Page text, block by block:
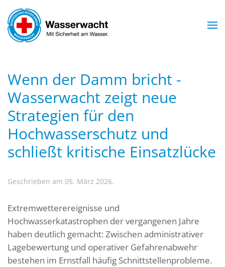
Zum Hauptinhalt springen
Wenn der Damm bricht -
Wasserwacht zeigt neue
Strategien für den
Hochwasserschutz und
schließt kritische Einsatzlücke
Geschrieben am 05. März 2026.
Extremwetterereignisse und
Hochwasserkatastrophen der vergangenen Jahre
haben deutlich gemacht: Zwischen administrativer
Lagebewertung und operativer Gefahrenabwehr
bestehen im Ernstfall häufig Schnittstellenprobleme.